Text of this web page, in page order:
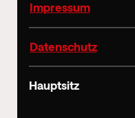
Impressum
Datenschutz
Hauptsitz